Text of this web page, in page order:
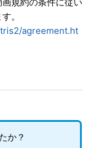
とPS5版で共有で
。
agreement.ht
か？